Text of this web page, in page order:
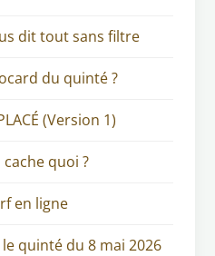
dit tout sans filtre
du quinté ?
(Version 1)
cache quoi ?
en ligne
quinté du 8 mai 2026